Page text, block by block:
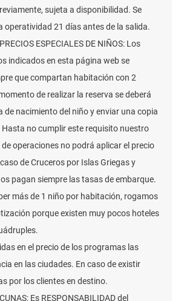
sujeta a disponibilidad. Se
operatividad 21 días antes de la salida.
ESPECIALES DE NIÑOS: Los
indicados en esta página web se
que compartan habitación con 2
de realizar la reserva se deberá
de nacimiento del niño y enviar una copia
no cumplir este requisito nuestro
operaciones no podrá aplicar el precio
de Cruceros por Islas Griegas y
pagan siempre las tasas de embarque.
más de 1 niño por habitación, rogamos
porque existen muy pocos hoteles
en el precio de los programas las
en las ciudades. En caso de existir
por los clientes en destino.
Es RESPONSABILIDAD del